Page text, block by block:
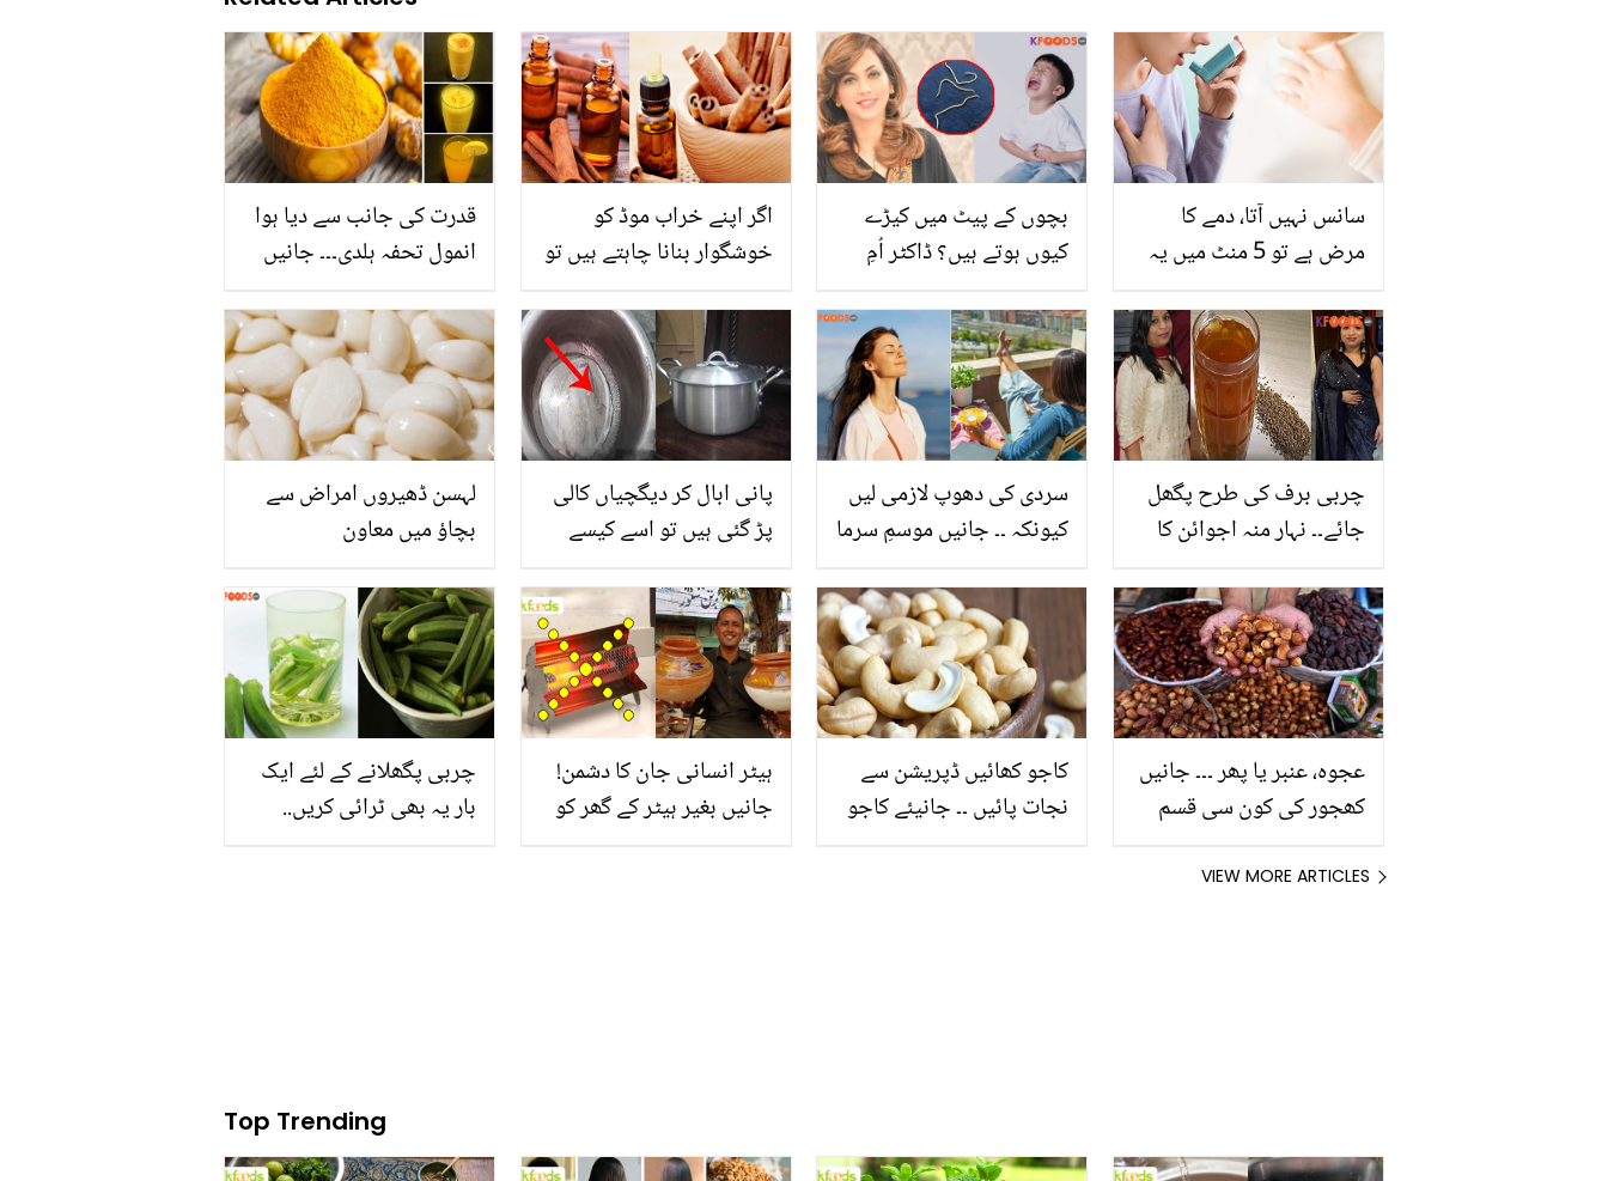
قدرت کی جانب سے دیا ہوا
انمول تحفہ ہلدی۔۔۔ جانیں
5 ایسی سنہری تراکیب جو
دے آپ کو سونے جیسی
رنگت اور بے داغ چہرہ،
جانیں ہلدی کی پانچ مختلف
گھریلو ٹپس
اگر اپنے خراب موڈ کو
خوشگوار بنانا چاہتے ہیں تو
کریں۔۔۔
بچوں کے پیٹ میں کیڑے
کیوں ہوتے ہیں؟ ڈاکٹر اُمِ
مارنے کا آسان علاج
سانس نہیں آتا، دمے کا
مرض ہے تو 5 منٹ میں یہ
جانیں یہ 5 تیل جو آپ کی
اس مشکل کو آسان کرسکتے
ہیں
لہسن ڈھیروں امراض سے
بچاؤ میں معاون
پانی ابال کر دیگچیاں کالی
پڑ گئی ہیں تو اسے کیسے
اس بے کار چیز سے سیاہ
پتیلیاں بالکل نئے برتنوں کی
طرح چمک اٹھیں
سردی کی دھوپ لازمی لیں
کیونکہ ۔۔ جانیں موسمِ سرما
لینا کیوں ضروری ہے؟
چربی برف کی طرح پگھل
جائے۔۔ نہار منہ اجوائن کا
فائدے
چربی پگھلانے کے لئے ایک
بار یہ بھی ٹرائی کریں..
ہیٹر انسانی جان کا دشمن!
جانیں بغیر ہیٹر کے گھر کو
کاجو کھائیں ڈپریشن سے
نجات پائیں ۔۔ جانیئے کاجو
عجوہ، عنبر یا پھر ۔۔۔ جانیں
کھجور کی کون سی قسم
ہے؟
VIEW MORE ARTICLES
Top Trending